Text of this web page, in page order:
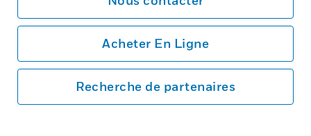
Acheter En Ligne
Recherche de partenaires